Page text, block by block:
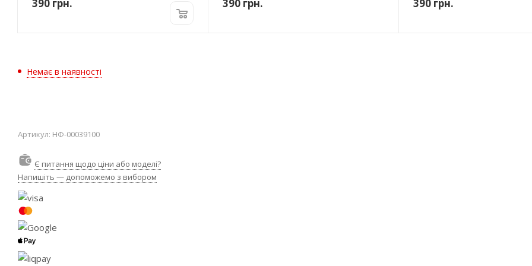
390 грн. 390 грн. 390 грн.
Немає в наявності
Артикул: НФ-00039100
Є питання щодо ціни або моделі?
Напишіть — допоможемо з вибором